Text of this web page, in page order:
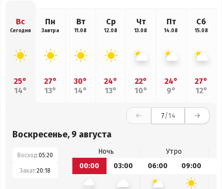
Вс
Сегодня
25°
14°
Пн
Завтра
27°
13°
Вт
11.08
30°
14°
Ср
12.08
24°
13°
Чт
13.08
22°
10°
Пт
14.08
24°
9°
Сб
15.08
27°
12°
7/14
Воскресенье, 9 августа
Восход:05:20
Закат:20:18
Ночь
Утро
00:00
03:00 06:00 09:00